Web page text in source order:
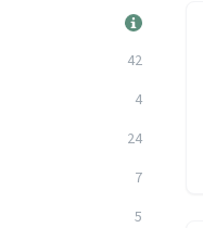
42
4
24
7
5